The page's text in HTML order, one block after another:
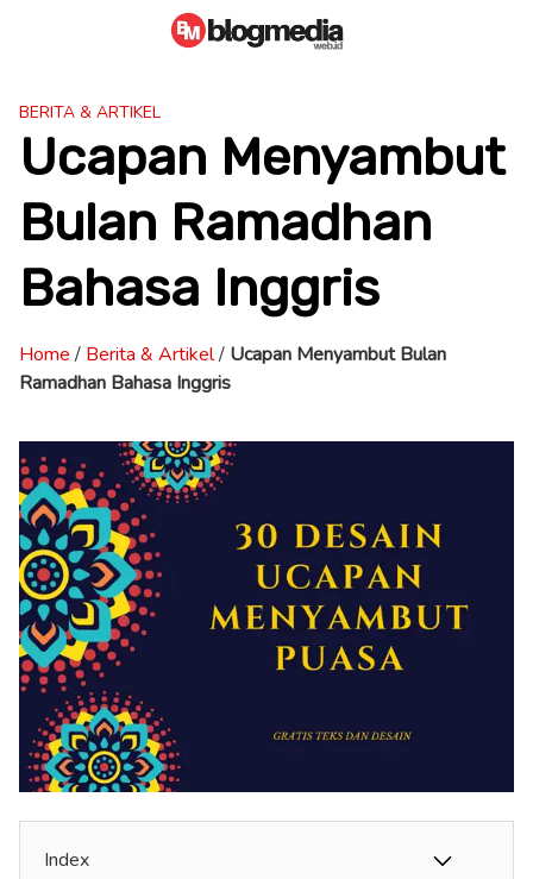
BERITA & ARTIKEL
Ucapan Menyambut
Bulan Ramadhan
Bahasa Inggris
Home / Berita & Artikel/ Ucapan Menyambut Bulan
Ramadhan Bahasa Inggris
Index